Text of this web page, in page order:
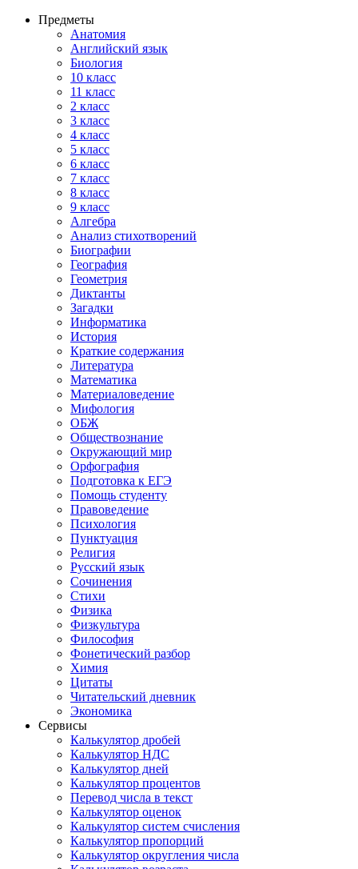
Предметы
Анатомия
Английский язык
Биология
10 класс
11 класс
2 класс
3 класс
4 класс
5 класс
6 класс
7 класс
8 класс
9 класс
Алгебра
Анализ стихотворений
Биографии
География
Геометрия
Диктанты
Загадки
Информатика
История
Краткие содержания
Литература
Математика
Материаловедение
Мифология
ОБЖ
Обществознание
Окружающий мир
Орфография
Подготовка к ЕГЭ
Помощь студенту
Правоведение
Психология
Пунктуация
Религия
Русский язык
Сочинения
Стихи
Физика
Физкультура
Философия
Фонетический разбор
Химия
Цитаты
Читательский дневник
Экономика
Сервисы
Калькулятор дробей
Калькулятор НДС
Калькулятор дней
Калькулятор процентов
Перевод числа в текст
Калькулятор оценок
Калькулятор систем счисления
Калькулятор пропорций
Калькулятор округления числа